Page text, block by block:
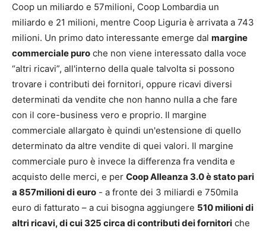
Coop un miliardo e 57milioni, Coop Lombardia un
miliardo e 21 milioni, mentre Coop Liguria è arrivata a 743
milioni. Un primo dato interessante emerge dal margine
commerciale puro che non viene interessato dalla voce
“altri ricavi”, all'interno della quale talvolta si possono
trovare i contributi dei fornitori, oppure ricavi diversi
determinati da vendite che non hanno nulla a che fare
con il core-business vero e proprio. Il margine
commerciale allargato è quindi un'estensione di quello
determinato da altre vendite di quei valori. Il margine
commerciale puro è invece la differenza fra vendita e
acquisto delle merci, e per Coop Alleanza 3.0 è stato pari
a 857milioni di euro - a fronte dei 3 miliardi e 750mila
euro di fatturato – a cui bisogna aggiungere 510 milioni di
altri ricavi, di cui 325 circa di contributi dei fornitori che